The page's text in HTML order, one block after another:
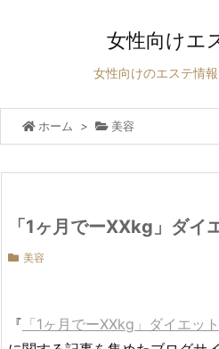
女性向けエ
女性向けのエステ情報
ホーム > 美容
「1ヶ月でーXXkg」ダイ
美容
『 「1ヶ月でーXXkg」ダイエッ